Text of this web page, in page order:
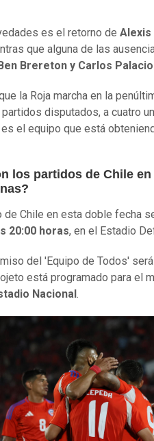
es el retorno de Alexis
que alguna de las
Brereton y Carlos
la Roja marcha en la
disputados, a cuatro
el equipo que está
los partidos de Chile
de Chile en esta doble fecha
20:00 horas, en el Estadio
del 'Equipo de Todos'
está programado para el
Nacional .